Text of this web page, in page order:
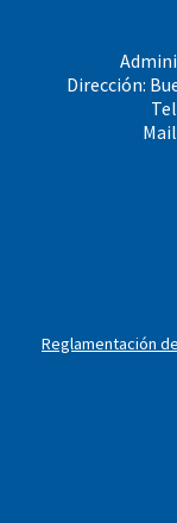
Dirección:
Reglamentación